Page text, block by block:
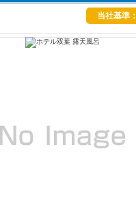
当社基準